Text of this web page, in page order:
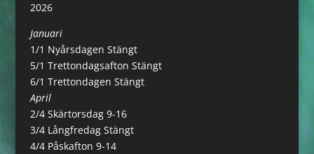
2026
Januari
1/1 Nyårsdagen Stängt
5/1 Trettondagsafton Stängt
6/1 Trettondagen Stängt
April
2/4 Skärtorsdag 9-16
3/4 Långfredag Stängt
4/4 Påskafton 9-14